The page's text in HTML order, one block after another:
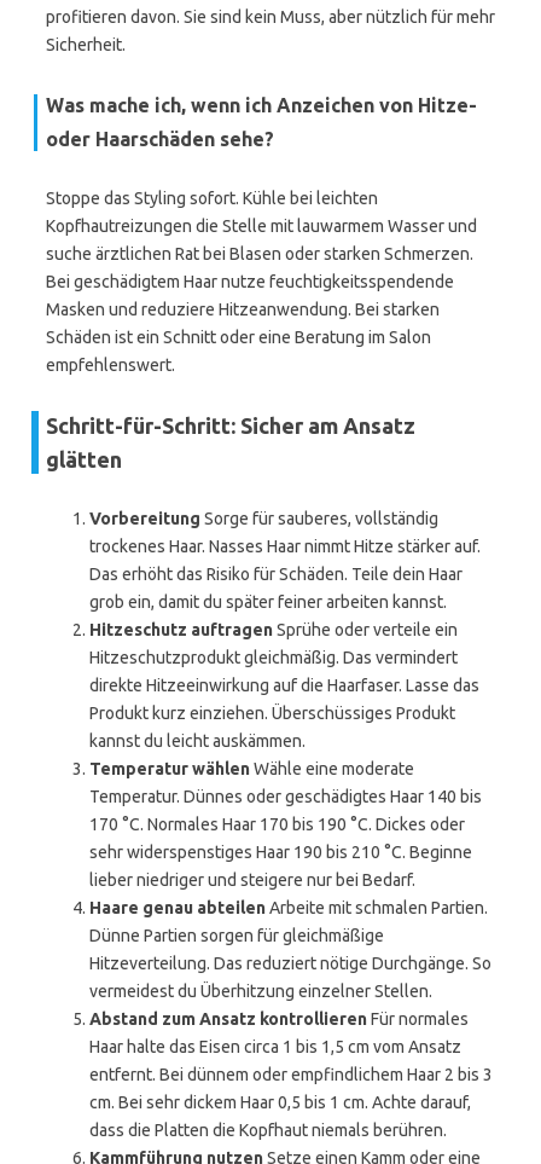
profitieren davon. Sie sind kein Muss, aber nützlich für mehr
Sicherheit.
Was mache ich, wenn ich Anzeichen von Hitze-
oder Haarschäden sehe?
Stoppe das Styling sofort. Kühle bei leichten
Kopfhautreizungen die Stelle mit lauwarmem Wasser und
suche ärztlichen Rat bei Blasen oder starken Schmerzen.
Bei geschädigtem Haar nutze feuchtigkeitsspendende
Masken und reduziere Hitzeanwendung. Bei starken
Schäden ist ein Schnitt oder eine Beratung im Salon
empfehlenswert.
Schritt-für-Schritt: Sicher am Ansatz
glätten
Vorbereitung Sorge für sauberes, vollständig
trockenes Haar. Nasses Haar nimmt Hitze stärker auf.
Das erhöht das Risiko für Schäden. Teile dein Haar
grob ein, damit du später feiner arbeiten kannst.
Hitzeschutz auftragenSprühe oder verteile ein
Hitzeschutzprodukt gleichmäßig. Das vermindert
direkte Hitzeeinwirkung auf die Haarfaser. Lasse das
Produkt kurz einziehen. Überschüssiges Produkt
kannst du leicht auskämmen.
Temperatur wählenWähle eine moderate
Temperatur. Dünnes oder geschädigtes Haar 140 bis
170 °C. Normales Haar 170 bis 190 °C. Dickes oder
sehr widerspenstiges Haar 190 bis 210 °C. Beginne
lieber niedriger und steigere nur bei Bedarf.
Haare genau abteilenArbeite mit schmalen Partien.
Dünne Partien sorgen für gleichmäßige
Hitzeverteilung. Das reduziert nötige Durchgänge. So
vermeidest du Überhitzung einzelner Stellen.
Abstand zum Ansatz kontrollierenFür normales
Haar halte das Eisen circa 1 bis 1,5 cm vom Ansatz
entfernt. Bei dünnem oder empfindlichem Haar 2 bis 3
cm. Bei sehr dickem Haar 0,5 bis 1 cm. Achte darauf,
dass die Platten die Kopfhaut niemals berühren.
Kammführung nutzenSetze einen Kamm oder eine